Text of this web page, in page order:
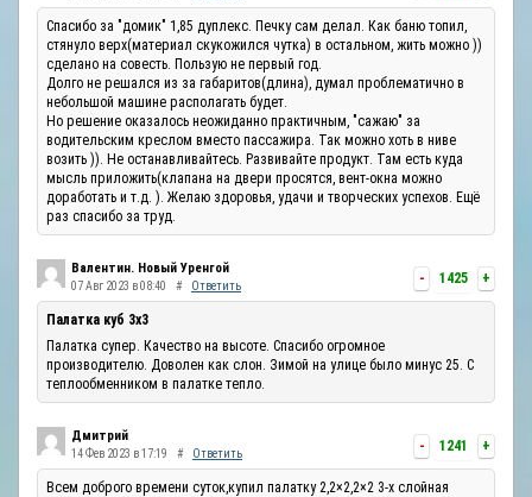
Спасибо за "домик" 1,85 дуплекс. Печку сам делал. Как баню топил,
стянуло верх(материал скукожился чутка) в остальном, жить можно ))
сделано на совесть. Пользую не первый год.
Долго не решался из за габаритов(длина), думал проблематично в
небольшой машине располагать будет.
Но решение оказалось неожиданно практичным, "сажаю" за
водительским креслом вместо пассажира. Так можно хоть в ниве
возить )). Не останавливайтесь. Развивайте продукт. Там есть куда
мысль приложить(клапана на двери просятся, вент-окна можно
доработать и т.д. ). Желаю здоровья, удачи и творческих успехов. Ещё
раз спасибо за труд.
- 1425 +
Валентин. Новый Уренгой
07 Авг 2023 в 08:40 # Ответить
Палатка куб 3х3
Палатка супер. Качество на высоте. Спасибо огромное
производителю. Доволен как слон. Зимой на улице было минус 25. С
теплообменником в палатке тепло.
- 1241 +
Дмитрий
14 Фев 2023 в 17:19 # Ответить
Всем доброго времени суток,купил палатку 2,2×2,2×2 3-х слойная